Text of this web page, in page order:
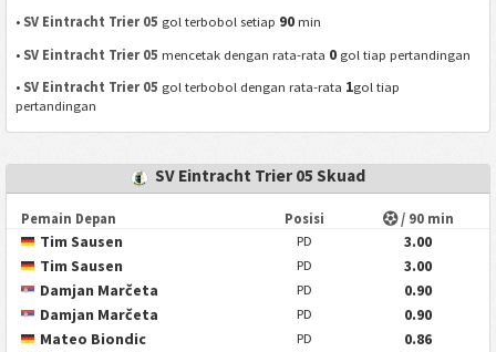
• SV Eintracht Trier 05 gol terbobol setiap 90 min
• SV Eintracht Trier 05 mencetak dengan rata-rata 0 gol tiap pertandingan
• SV Eintracht Trier 05 gol terbobol dengan rata-rata 1gol tiap
pertandingan
SV Eintracht Trier 05 Skuad
Pemain Depan Posisi / 90 min
Tim Sausen PD
3.00
Tim Sausen
PD
3.00
Damjan Marčeta
PD
0.90
Damjan Marčeta
PD
0.90
Mateo Biondic
PD
0.86